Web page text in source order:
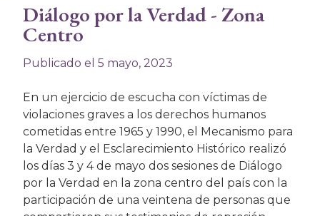
Carlos A. Pérez Ricart, Abel Barrera Hernández,
Florentino Jaimes Hernández, sobreviviente de
Lecuberri (ACNR), Yolanda Casas Quiroz, sobreviviente
de Santa Martha Acatitla (Grupo guerrillero
Dávalos, Lydiette Carrión, periodista.
Diálogo por la Verdad - Zona
Centro
Publicado el 5 mayo, 2023
En un ejercicio de escucha con víctimas de
violaciones graves a los derechos humanos
cometidas entre 1965 y 1990, el Mecanismo para
la Verdad y el Esclarecimiento Histórico realizó
los días 3 y 4 de mayo dos sesiones de Diálogo
por la Verdad en la zona centro del país con la
participación de una veintena de personas que